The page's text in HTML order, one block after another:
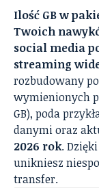
Ilość GB w
Twoich
social media
streaming
rozbudowany
wymienionych
GB), poda
danymi oraz
2026 rok.
unikniesz
transfer.